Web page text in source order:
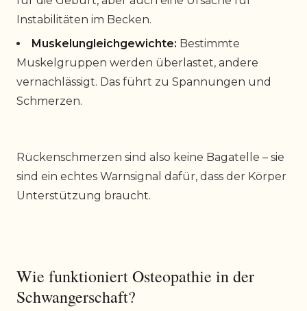
Instabilitäten im Becken.
Muskelungleichgewichte: Bestimmte
Muskelgruppen werden überlastet, andere
vernachlässigt. Das führt zu Spannungen und
Schmerzen.
Rückenschmerzen sind also keine Bagatelle – sie
sind ein echtes Warnsignal dafür, dass der Körper
Unterstützung braucht.
Wie funktioniert Osteopathie in der
Schwangerschaft?